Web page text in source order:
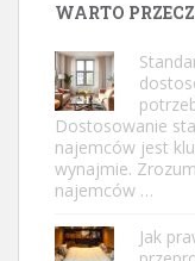
WARTO
Dostosowanie
najemców jest
wynajmie.
najemców …
Jak